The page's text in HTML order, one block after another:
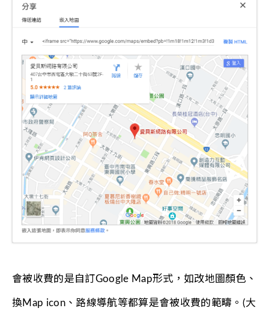
會被收費的是自訂Google Map形式，如改地圖顏色、
換Map icon、路線導航等都算是會被收費的範疇。(大